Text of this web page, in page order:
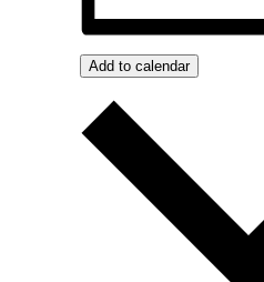
Add to calendar